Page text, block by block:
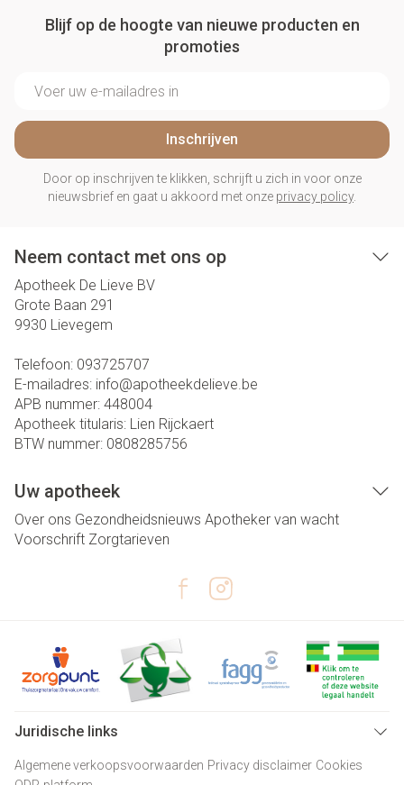
Blijf op de hoogte van nieuwe producten en
promoties
Inschrijven
Door op inschrijven te klikken, schrijft u zich in voor onze
nieuwsbrief en gaat u akkoord met onze privacy policy.
Neem contact met ons op
Apotheek De Lieve BV
Grote Baan 291
9930 Lievegem
Telefoon: 093725707
E-mailadres: info@apotheekdelieve.be
APB nummer: 448004
Apotheek titularis: Lien Rijckaert
BTW nummer: 0808285756
Uw apotheek
Over ons Gezondheidsnieuws Apotheker van wacht
Voorschrift Zorgtarieven
Juridische links
Algemene verkoopsvoorwaarden Privacy disclaimer Cookies